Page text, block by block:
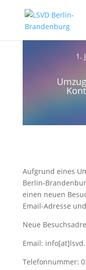
1.
Aufgrund eines
Berlin-
einen neuen
Email-Adresse
Neue
Email:
Telefonnummer: